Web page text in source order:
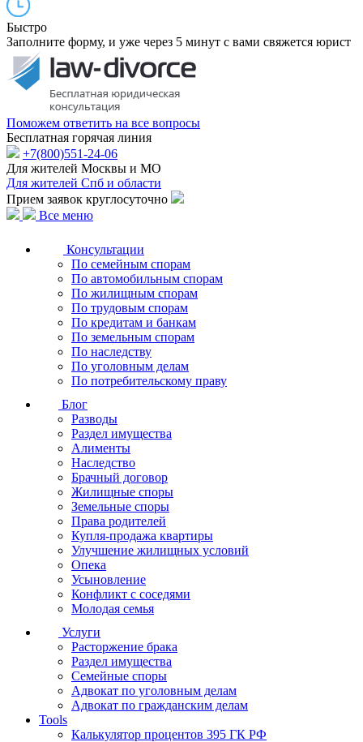
Быстро
Заполните форму, и уже через 5 минут с вами свяжется юрист
Поможем ответить на все вопросы
Бесплатная горячая линия
+7(800)551-24-06
Для жителей Москвы и МО
Для жителей Спб и области
Прием заявок круглосуточно
Все меню
Консультации
По семейным спорам
По автомобильным спорам
По жилищным спорам
По трудовым спорам
По кредитам и банкам
По земельным спорам
По наследству
По уголовным делам
По потребительскому праву
Блог
Разводы
Раздел имущества
Алименты
Наследство
Брачный договор
Жилищные споры
Земельные споры
Права родителей
Купля-продажа квартиры
Улучшение жилищных условий
Опека
Усыновление
Конфликт с соседями
Молодая семья
Услуги
Расторжение брака
Раздел имущества
Семейные споры
Адвокат по уголовным делам
Адвокат по гражданским делам
Tools
Калькулятор процентов 395 ГК РФ